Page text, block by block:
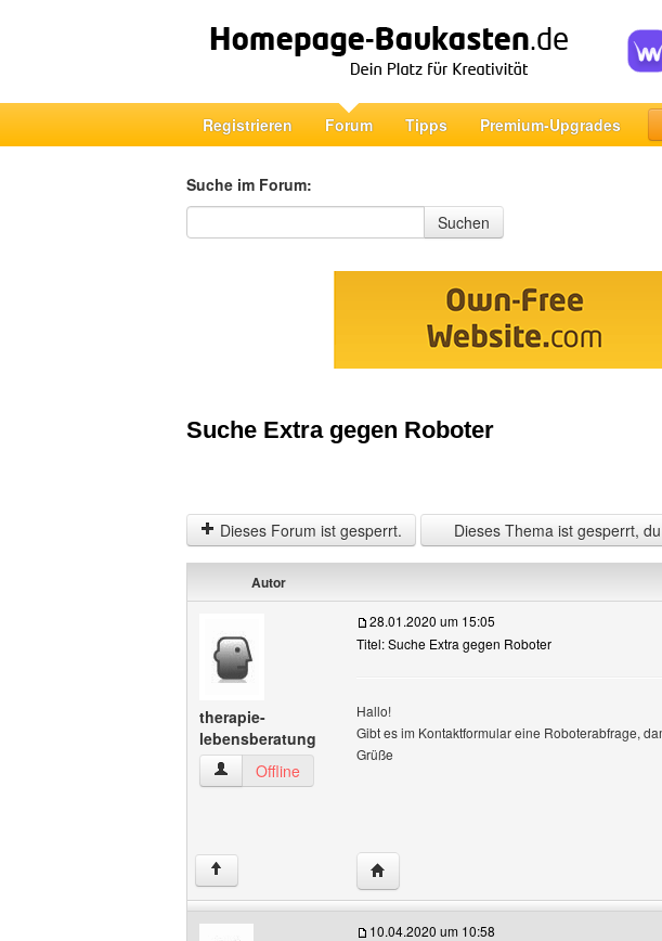
Registrieren Forum Tipps Premium-Upgrades
Suche im Forum:
Suche im Forum
Suchen
Suche Extra gegen Roboter
Dieses Forum ist gesperrt. Dieses Thema ist gesperrt,
Autor
therapie-
lebensberatung
therapie-lebensberatung Benutzer-Profile anzeigen
Offline
28.01.2020 um 15:05
Titel: Suche Extra gegen Roboter
Hallo!
Gibt es im Kontaktformular eine Roboterabfrage,
Grüße
↑ Website dieses Benutzers besuchen:
10.04.2020 um 10:58